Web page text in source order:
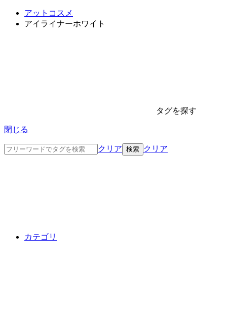
アットコスメ
アイライナーホワイト
タグを探す
閉じる
クリア クリア
カテゴリ